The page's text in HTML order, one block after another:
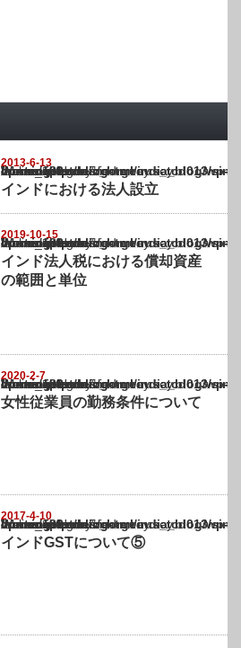
2013-6-13
Warning
: Undefined array key "show_category" in
/home/netst/kuno-cpa.co.jp/public_html/india_blog/wp-content/themes/
on line183
インドにおける法人設立
2019-10-15
Warning
: Undefined array key "show_category" in
/home/netst/kuno-cpa.co.jp/public_html/india_blog/wp-content/themes/
on line183
インド法人税における償却資産
の範囲と単位
2020-2-7
Warning
: Undefined array key "show_category" in
/home/netst/kuno-cpa.co.jp/public_html/india_blog/wp-content/themes/
on line183
女性従業員の勤務条件について
2017-4-10
Warning
: Undefined array key "show_category" in
/home/netst/kuno-cpa.co.jp/public_html/india_blog/wp-content/themes/
on line183
インドGSTについて⑤